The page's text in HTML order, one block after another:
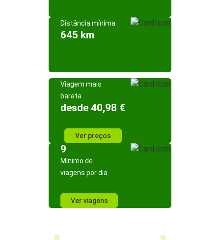
Distância mínima
645 km
Viagem mais
barata
desde 40,98 €
Ver preços
9
Mínimo de
viagens por dia
Ver viagens